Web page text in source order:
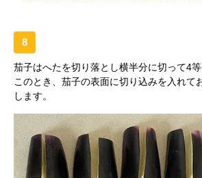
8
茄子はへたを切り落とし横半分に切って4等
このとき、茄子の表面に切り込みを入れて
します。